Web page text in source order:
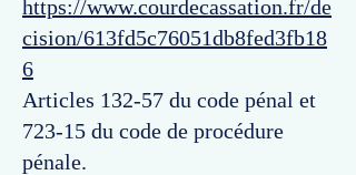
https://www.courdecassation.fr/de
cision/613fd5c76051db8fed3fb18
6
Articles 132-57 du code pénal et
723-15 du code de procédure
pénale.